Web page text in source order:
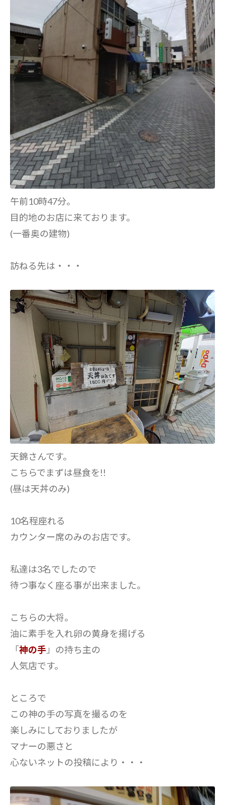
午前10時47分。
目的地のお店に来ております。
(一番奥の建物)
訪ねる先は・・・
天錦さんです。
こちらでまずは昼食を!!
(昼は天丼のみ)
10名程座れる
カウンター席のみのお店です。
私達は3名でしたので
待つ事なく座る事が出来ました。
こちらの大将。
油に素手を入れ卵の黄身を揚げる
「神の手 」の持ち主の
人気店です。
ところで
この神の手の写真を撮るのを
楽しみにしておりましたが
マナーの悪さと
心ないネットの投稿により・・・